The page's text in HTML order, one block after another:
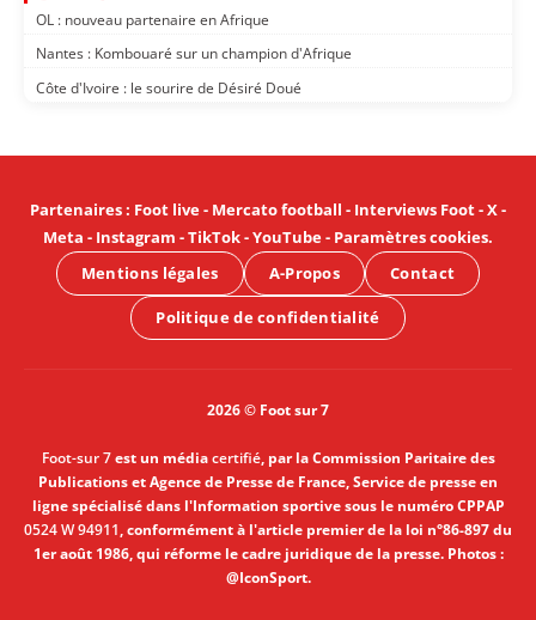
OL : nouveau partenaire en Afrique
Nantes : Kombouaré sur un champion d'Afrique
Côte d'Ivoire : le sourire de Désiré Doué
Partenaires: Foot live- Mercato football - Interviews Foot-X-
Meta - Instagram -TikTok-YouTube- Paramètres cookies.
Mentions légales
A-Propos Contact
Politique de confidentialité
2026 © Foot sur 7
Foot-sur 7est un médiacertifié, par la Commission Paritaire des
Publications et Agence de Presse de France, Service de presse en
ligne spécialisé dans l'Information sportive sous le numéro CPPAP
0524 W 94911, conformément à l'article premier de la loi n°86-897 du
1er août 1986, qui réforme le cadre juridique de la presse. Photos :
@IconSport.